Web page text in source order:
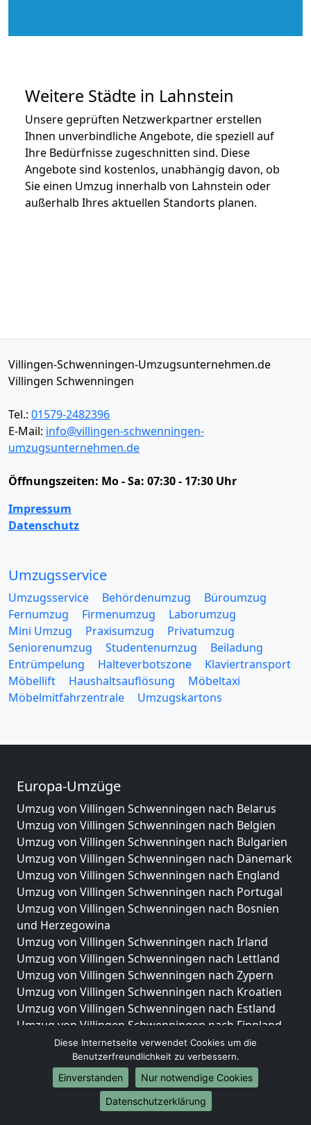
Weitere Städte in Lahnstein
Unsere geprüften Netzwerkpartner erstellen
Ihnen unverbindliche Angebote, die speziell auf
Ihre Bedürfnisse zugeschnitten sind. Diese
Angebote sind kostenlos, unabhängig davon, ob
Sie einen Umzug innerhalb von Lahnstein oder
außerhalb Ihres aktuellen Standorts planen.
Villingen-Schwenningen-Umzugsunternehmen.de
Villingen Schwenningen
Tel.: 01579-2482396
E-Mail: info@villingen-schwenningen-
umzugsunternehmen.de
Öffnungszeiten: Mo - Sa: 07:30 - 17:30 Uhr
Impressum
Datenschutz
Umzugsservice
Umzugsservice Behördenumzug
Büroumzug
Fernumzug
Firmenumzug
Laborumzug
Mini Umzug
Praxisumzug
Privatumzug
Seniorenumzug
Studentenumzug
Beiladung
Entrümpelung
Halteverbotszone
Klaviertransport
Möbellift
Haushaltsauflösung
Möbeltaxi
Möbelmitfahrzentrale
Umzugskartons
Europa-Umzüge
Umzug von Villingen Schwenningen nach Belarus
Umzug von Villingen Schwenningen nach Belgien
Umzug von Villingen Schwenningen nach Bulgarien
Umzug von Villingen Schwenningen nach Dänemark
Umzug von Villingen Schwenningen nach England
Umzug von Villingen Schwenningen nach Portugal
Umzug von Villingen Schwenningen nach Bosnien
und Herzegowina
Umzug von Villingen Schwenningen nach Irland
Umzug von Villingen Schwenningen nach Lettland
Umzug von Villingen Schwenningen nach Zypern
Umzug von Villingen Schwenningen nach Kroatien
Umzug von Villingen Schwenningen nach Estland
Umzug von Villingen Schwenningen nach Finnland
Umzug von Villingen Schwenningen nach Frankreich
Umzug von Villingen Schwenningen nach
Griechenland
Umzug von Villingen Schwenningen nach Italien
Umzug von Villingen Schwenningen nach
Diese Internetseite verwendet Cookies um die
Benutzerfreundlichkeit zu verbessern.
Einverstanden
Nur notwendige Cookies
Datenschutzerklärung